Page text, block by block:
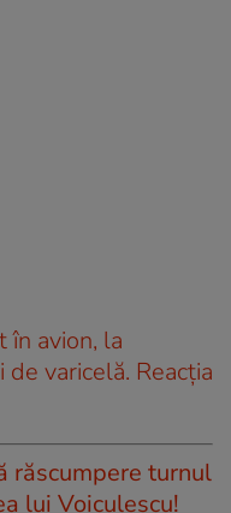
în avion, la
varicelă. Reacția
răscumpere turnul
lui Voiculescu!